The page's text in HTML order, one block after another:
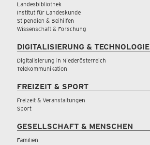
Landesbibliothek
Institut für Landeskunde
Stipendien & Beihilfen
Wissenschaft & Forschung
DIGITALISIERUNG & TECHNOLOGIE
Digitalisierung in Niederösterreich
Telekommunikation
FREIZEIT & SPORT
Freizeit & Veranstaltungen
Sport
GESELLSCHAFT & MENSCHEN
Familien